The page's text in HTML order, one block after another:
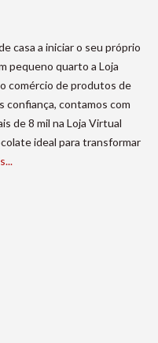
casa a iniciar o seu próprio
pequeno quarto a Loja
comércio de produtos de
confiança, contamos com
de 8 mil na Loja Virtual
ideal para transformar